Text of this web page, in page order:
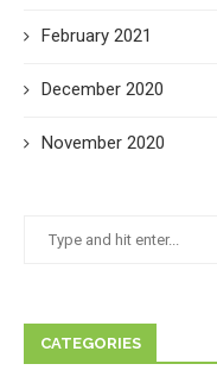
February 2021
December 2020
November 2020
CATEGORIES